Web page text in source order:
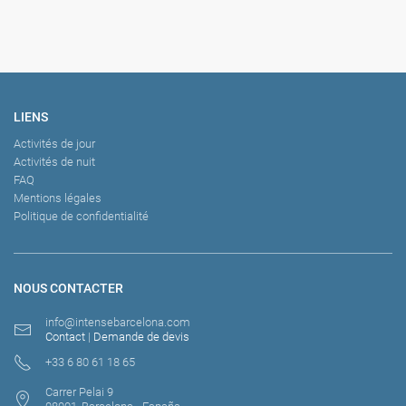
NOUS CONTACTER
info@intensebarcelona.com
Contact | Demande de devis
+33 6 80 61 18 65
Carrer Pelai 9
LIENS
Activités de jour
Activités de nuit
FAQ
Mentions légales
Politique de confidentialité